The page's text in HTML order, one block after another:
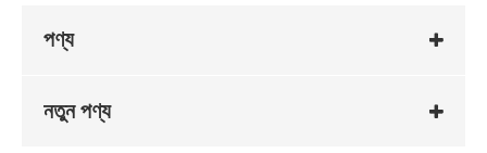
পণ্য
নতুন পণ্য